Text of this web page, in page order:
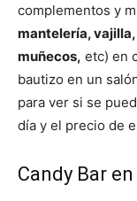
complementos y
mantelería,
muñecos, etc) en
bautizo en un
para ver si se
día y el precio de
Candy Bar